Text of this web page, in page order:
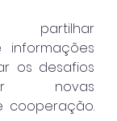
partilhar
informações
os desafios
novas
cooperação.